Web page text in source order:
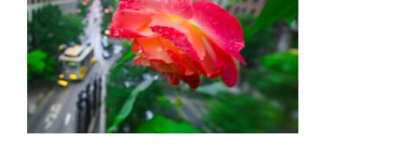
b
o
o
k